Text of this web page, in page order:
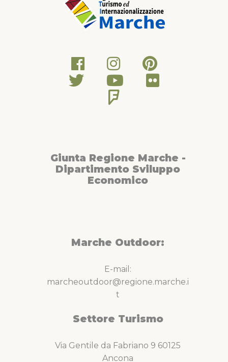
Giunta Regione Marche -
Dipartimento Sviluppo
Economico
Marche Outdoor:
E-mail:
marcheoutdoor@regione.marche.i
t
Settore Turismo
Via Gentile da Fabriano 9 60125
Ancona